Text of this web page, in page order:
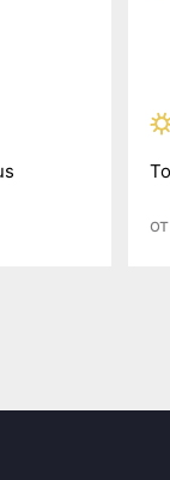
от